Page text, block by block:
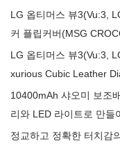
LG 옵티머스 뷰3(Vu:3,
커 플립커버(MSG
LG 옵티머스 뷰3(Vu:3,
xurious Cubic Leather
10400mAh 샤오미 보조
리와 LED 라이트로 만들
정교하고 정확한 터치감